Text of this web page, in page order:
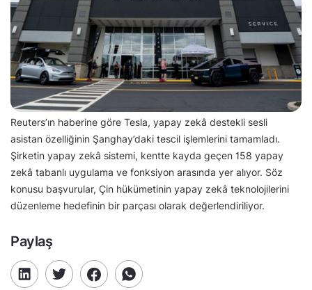
Reuters’ın haberine göre Tesla, yapay zekâ destekli sesli
asistan özelliğinin Şanghay’daki tescil işlemlerini tamamladı.
Şirketin yapay zekâ sistemi, kentte kayda geçen 158 yapay
zekâ tabanlı uygulama ve fonksiyon arasında yer alıyor. Söz
konusu başvurular, Çin hükümetinin yapay zekâ teknolojilerini
düzenleme hedefinin bir parçası olarak değerlendiriliyor.
Paylaş